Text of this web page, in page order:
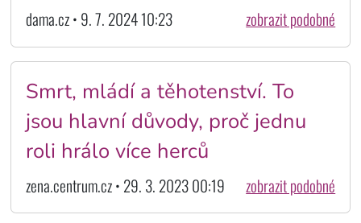
dama.cz • 9. 7. 2024 10:23 zobrazit podobné
Smrt, mládí a těhotenství. To
jsou hlavní důvody, proč jednu
roli hrálo více herců
zena.centrum.cz • 29. 3. 2023 00:19 zobrazit podobné